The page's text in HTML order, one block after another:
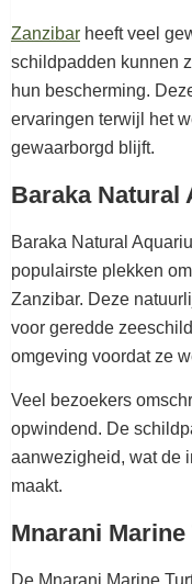
Zanzibar heeft veel
schildpadden kunnen
hun bescherming.
ervaringen terwijl het
gewaarborgd blijft.
Baraka Natural
Baraka Natural
populairste plekken
Zanzibar. Deze
voor geredde
omgeving voordat ze
Veel bezoekers
opwindend. De
aanwezigheid, wat de
maakt.
Mnarani
De Mnarani Marine